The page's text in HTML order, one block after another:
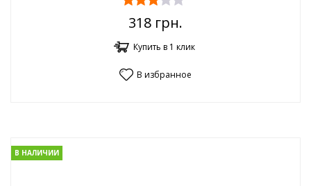
318 грн.
Купить в 1 клик
В избранное
В НАЛИЧИИ